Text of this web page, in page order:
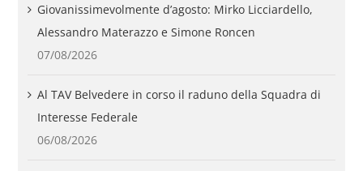
Giovanissimevolmente d’agosto: Mirko Licciardello,
Alessandro Materazzo e Simone Roncen
07/08/2026
Al TAV Belvedere in corso il raduno della Squadra di
Interesse Federale
06/08/2026